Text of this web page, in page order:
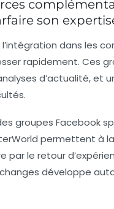
son
dans les
rapidement. Ces
d’actualité, et
groupes Facebook
permettent à
par le retour
développe